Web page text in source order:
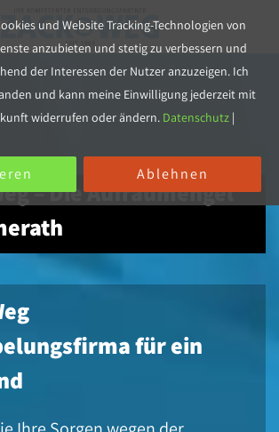
– Die Aufräumengel
für ein
und Website Tracking-Technologien von
anzubieten und stetig zu verbessern und
der Interessen der Nutzer anzuzeigen. Ich
und kann meine Einwilligung jederzeit mit
widerrufen oder ändern. Datenschutz |
Ablehnen